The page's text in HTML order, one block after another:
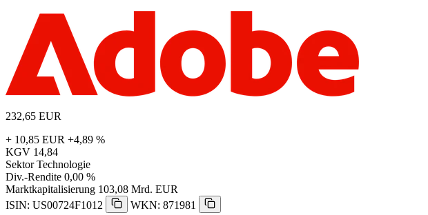
232,65 EUR
+ 10,85 EUR +4,89 %
KGV 14,84
Sektor Technologie
Div.-Rendite 0,00 %
Marktkapitalisierung 103,08 Mrd. EUR
ISIN: US00724F1012
WKN: 871981